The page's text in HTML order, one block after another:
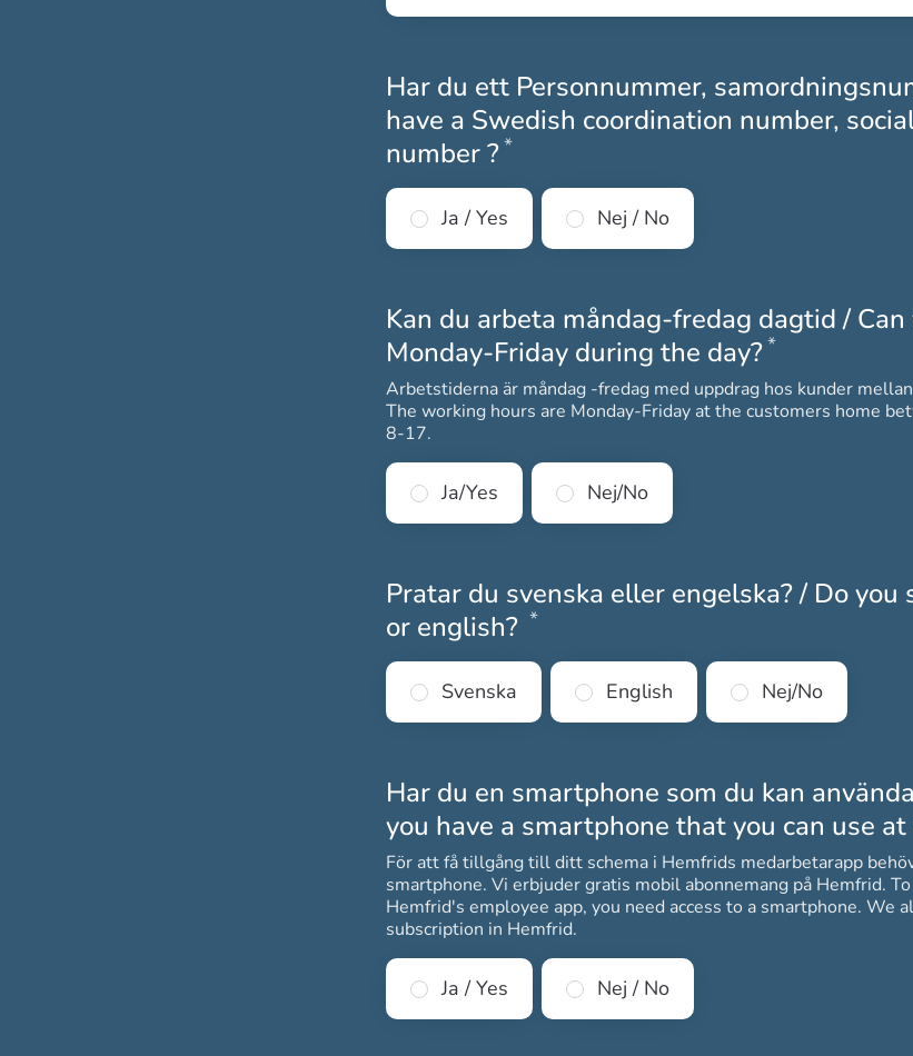
Har du ett Personnummer,
have a Swedish coordination number,
number ?*Obligatoriskt
Ja / Yes Nej / No
Kan du arbeta måndag-fredag dagtid /
Monday-Friday during the day?*
Arbetstiderna är måndag -fredag med uppdrag hos kunder
The working hours are Monday-Friday at the customers home
8-17.
Ja/Yes Nej/No
Pratar du svenska eller engelska? / Do you
or english? *Obligatoriskt
Svenska English Nej/No
Har du en smartphone som du kan
you have a smartphone that you can use
För att få tillgång till ditt schema i Hemfrids medarbetarapp
smartphone. Vi erbjuder gratis mobil abonnemang på Hemfrid. To access your schedule in
Hemfrid's employee app, you need access to a smartphone. We
subscription in Hemfrid.
Ja / Yes Nej / No